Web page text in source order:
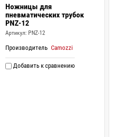
Ножницы для
пневматических трубок
PNZ-12
Артикул: PNZ-12
Добавить к сравнению
Производитель Camozzi